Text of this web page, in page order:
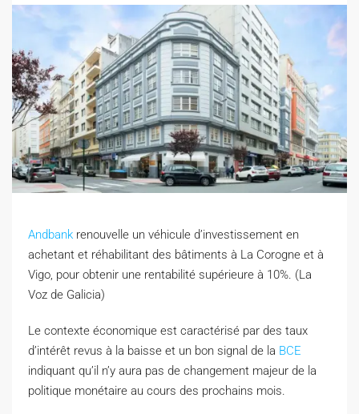
Andbank renouvelle un véhicule d’investissement en
achetant et réhabilitant des bâtiments à La Corogne et à
Vigo, pour obtenir une rentabilité supérieure à 10%. (La
Voz de Galicia)
Le contexte économique est caractérisé par des taux
d’intérêt revus à la baisse et un bon signal de la BCE
indiquant qu’il n’y aura pas de changement majeur de la
politique monétaire au cours des prochains mois.